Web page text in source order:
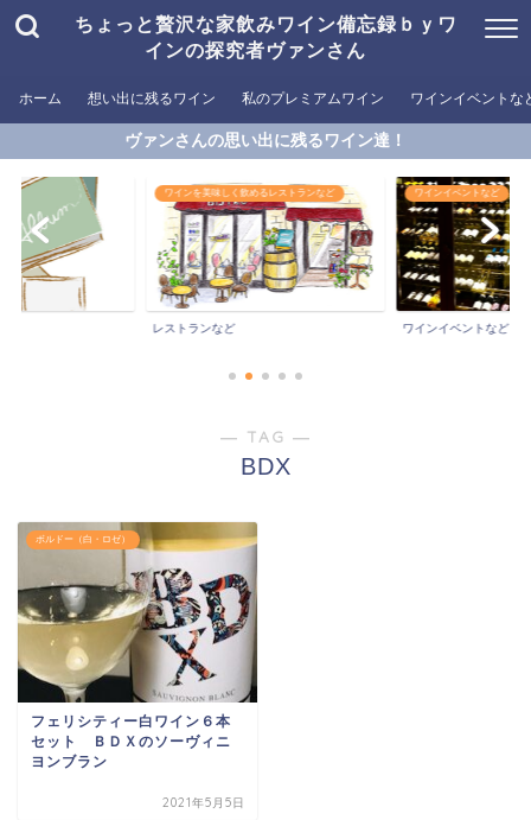
ちょっと贅沢な家飲みワイン備忘録ｂｙワ
インの探究者ヴァンさん
ホーム 想い出に残るワイン 私のプレミアムワイン ワインイベントな
ヴァンさんの思い出に残るワイン達！
ワインを美味しく飲めるレストランなど
レストランなど
ワインイベントなど
ワインイベントなど
― TAG ―
BDX
ボルドー（白・ロゼ）
フェリシティー白ワイン６本
セット ＢＤＸのソーヴィニ
ヨンブラン
2021年5月5日